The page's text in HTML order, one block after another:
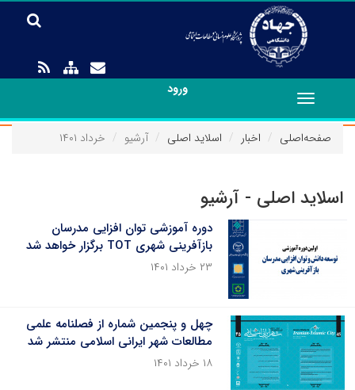
ورود
Toggle
navigation
صفحه‌اصلی
اخبار اسلاید اصلی آرشیو خرداد ۱۴۰۱
اسلاید اصلی - آرشیو
دوره آموزشی توان افزایی مدرسان
بازآفرینی شهری TOT برگزار خواهد شد
۲۳ خرداد ۱۴۰۱
چهل و پنجمین شماره از فصلنامه علمی
مطالعات شهر ایرانی اسلامی منتشر شد
۱۸ خرداد ۱۴۰۱